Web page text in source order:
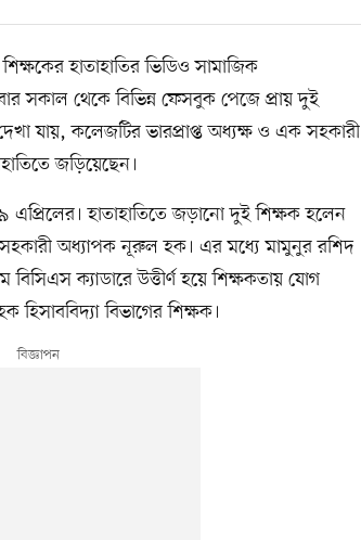
হাতাহাতির ভিডিও সামাজিক
সকাল থেকে বিভিন্ন ফেসবুক পেজে প্রায় দুই
যায়, কলেজটির ভারপ্রাপ্ত অধ্যক্ষ ও এক সহকারী
জড়িয়েছেন।
হাতাহাতিতে জড়ানো দুই শিক্ষক হলেন
অধ্যাপক নূরুল হক। এর মধ্যে মামুনুর রশিদ
ক্যাডারে উত্তীর্ণ হয়ে শিক্ষকতায় যোগ
বিভাগের শিক্ষক।